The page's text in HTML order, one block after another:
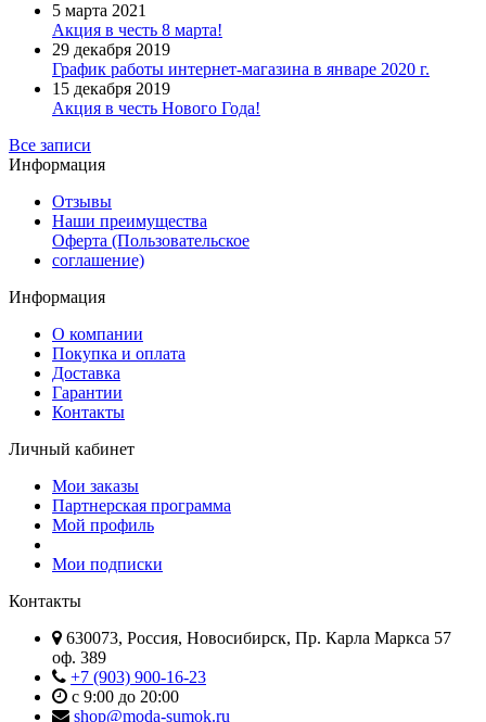
5 марта 2021
Акция в честь 8 марта!
29 декабря 2019
График работы интернет-магазина в январе 2020 г.
15 декабря 2019
Акция в честь Нового Года!
Все записи
Информация
Отзывы
Наши преимущества
Оферта (Пользовательское
соглашение)
Информация
О компании
Покупка и оплата
Доставка
Гарантии
Контакты
Личный кабинет
Мои заказы
Партнерская программа
Мой профиль
Мои подписки
Контакты
630073, Россия, Новосибирск, Пр. Карла Маркса 57
оф. 389
+7 (903) 900-16-23
с 9:00 до 20:00
shop@moda-sumok.ru